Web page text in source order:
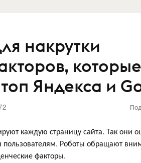
накрутки
Яндекса и
каждую страницу сайта. Так они
пользователям. Роботы обращают
факторы.